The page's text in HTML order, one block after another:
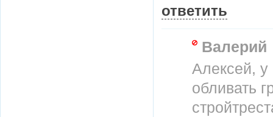
ответить
Валерий
Алексей, у
обливать